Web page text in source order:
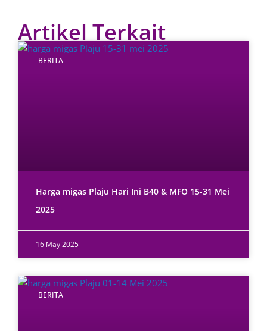
Artikel Terkait
BERITA
Harga migas Plaju Hari Ini B40 & MFO 15-31 Mei
2025
16 May 2025
BERITA